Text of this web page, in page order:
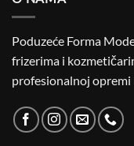
Poduzeće Forma
frizerima i
profesionalnoj opremi